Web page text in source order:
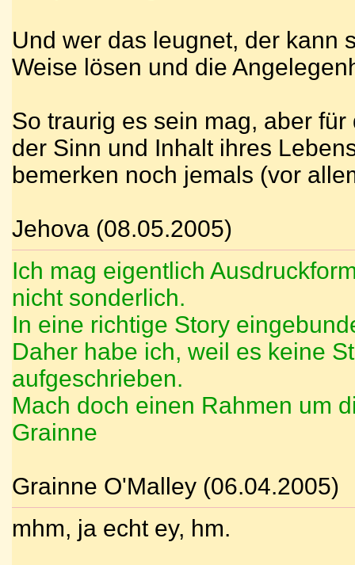
Und wer das leugnet, der kann
Weise lösen und die
So traurig es sein mag, aber
der Sinn und Inhalt ihres
bemerken noch jemals (vor
Jehova (08.05.2005)
Ich mag eigentlich
nicht sonderlich.
In eine richtige Story
Daher habe ich, weil es keine
aufgeschrieben.
Mach doch einen Rahmen um
Grainne
Grainne O'Malley (06.04.2005)
mhm, ja echt ey, hm.